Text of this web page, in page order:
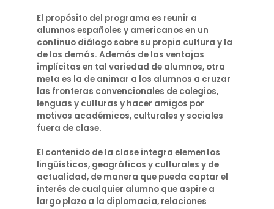
El propósito del programa es reunir a
alumnos españoles y americanos en un
continuo diálogo sobre su propia cultura y la
de los demás. Además de las ventajas
implícitas en tal variedad de alumnos, otra
meta es la de animar a los alumnos a cruzar
las fronteras convencionales de colegios,
lenguas y culturas y hacer amigos por
motivos académicos, culturales y sociales
fuera de clase.
El contenido de la clase integra elementos
lingüísticos, geográficos y culturales y de
actualidad, de manera que pueda captar el
interés de cualquier alumno que aspire a
largo plazo a la diplomacia, relaciones